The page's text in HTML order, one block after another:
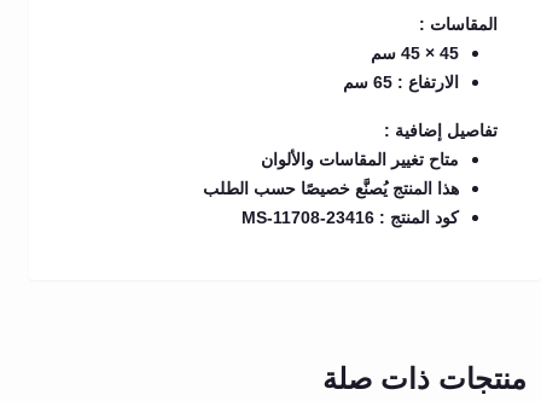
المقاسات :
45 × 45 سم
الارتفاع : 65 سم
تفاصيل إضافية :
متاح تغيير المقاسات والألوان
هذا المنتج يُصنَّع خصيصًا حسب الطلب
كود المنتج : MS-11708-23416
منتجات ذات صلة